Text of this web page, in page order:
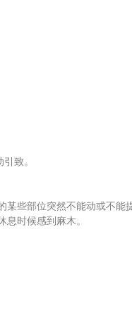
致。
些部位突然不能动或不能
时候感到麻木。